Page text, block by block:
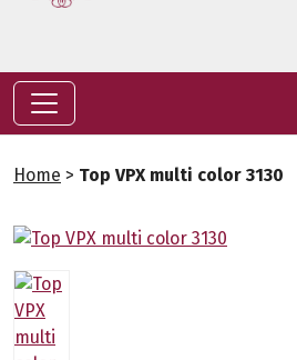
Home > Top VPX multi color 3130